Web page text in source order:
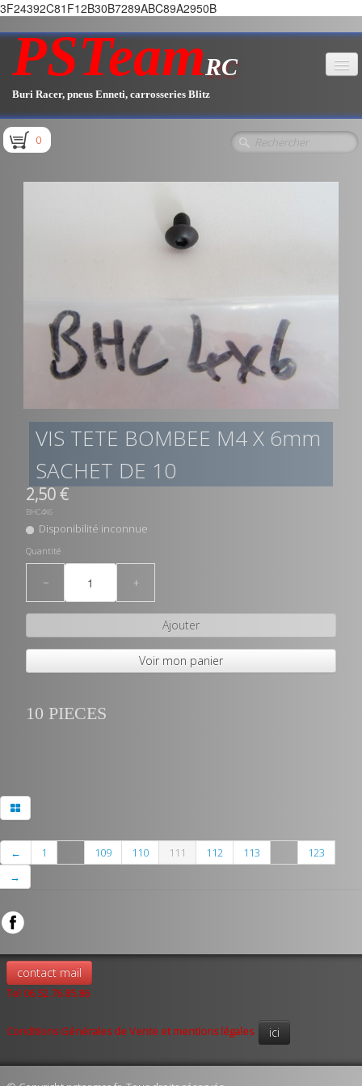
3F24392C81F12B30B7289ABC89A2950B
PSTeamRC
Buri Racer, pneus Enneti, carrosseries Blitz
Accueil
0
VIS TETE BOMBEE M4 X 6mm
SACHET DE 10
2,50 €
BHC4X6
Disponibilité inconnue
Quantité
− +
Ajouter
Voir mon panier
10 PIECES
← 1 109 110 111 112 113
123
→
contact mail
Tel 06.52.76.85.86
Conditions Générales de Vente et mentions légales ici